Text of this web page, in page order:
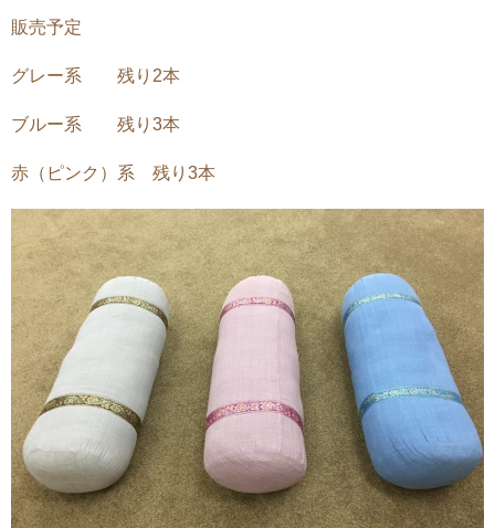
販売予定
グレー系 残り2本
ブルー系 残り3本
赤（ピンク）系 残り3本